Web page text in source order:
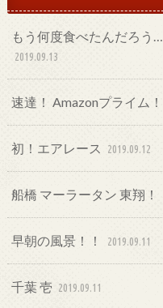
もう何度食べたんだろう
2019.09.13
速達！ Amazonプライム！
初！エアレース 2019.09.12
船橋 マーラータン 東翔！
早朝の風景！！ 2019.09.11
千葉 壱 2019.09.11